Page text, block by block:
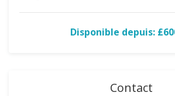
Disponible depuis:
Contact